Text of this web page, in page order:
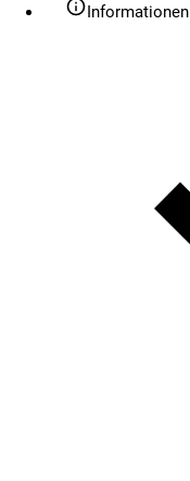
Informationen